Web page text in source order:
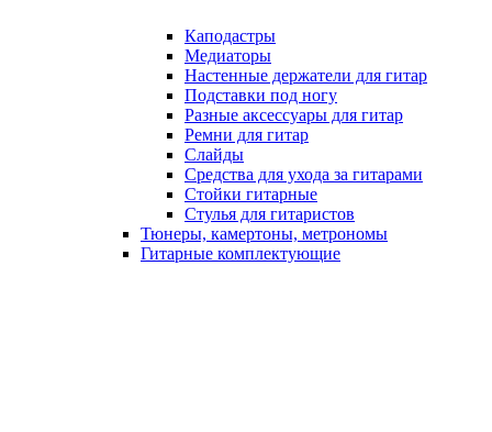
Каподастры
Медиаторы
Настенные держатели для гитар
Подставки под ногу
Разные аксессуары для гитар
Ремни для гитар
Слайды
Средства для ухода за гитарами
Стойки гитарные
Стулья для гитаристов
Тюнеры, камертоны, метрономы
Гитарные комплектующие